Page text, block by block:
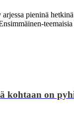
pieninä
kohtaan on